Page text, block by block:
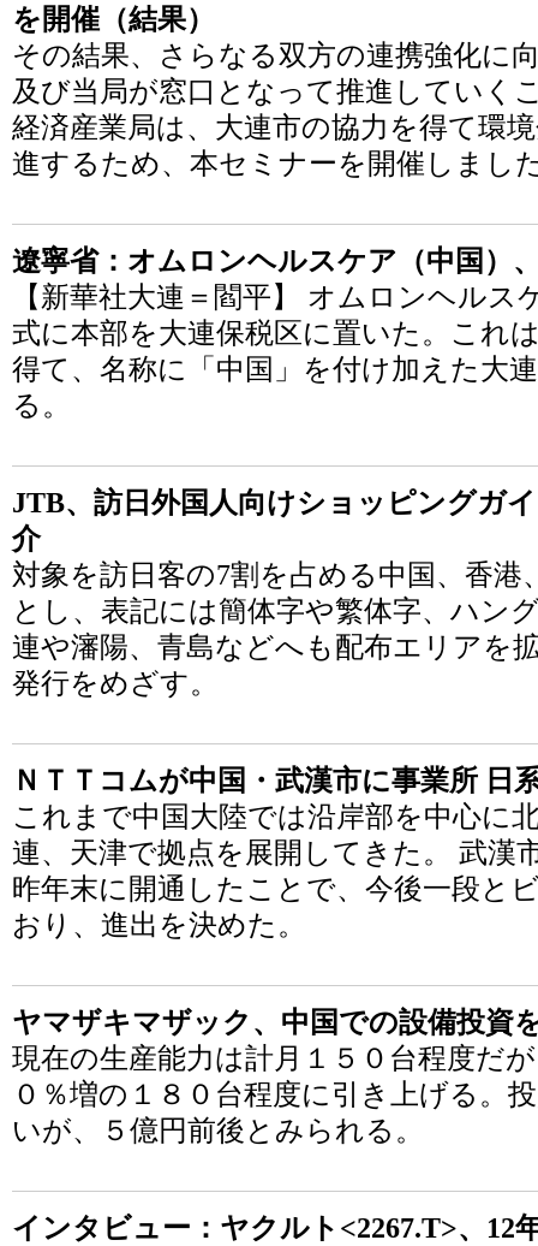
を開催（結果）
その結果、さらなる双方の連携強化に
及び当局が窓口となって推進していく
経済産業局は、大連市の協力を得て環
進するため、本セミナーを開催しまし
遼寧省：オムロンヘルスケア（中国）
【新華社大連＝閻平】 オムロンヘル
式に本部を大連保税区に置いた。これ
得て、名称に「中国」を付け加えた大
る。
JTB、訪日外国人向けショッピングガ
介
対象を訪日客の7割を占める中国、香港
とし、表記には簡体字や繁体字、ハン
連や瀋陽、青島などへも配布エリアを
発行をめざす。
ＮＴＴコムが中国・武漢市に事業所 日
これまで中国大陸では沿岸部を中心に
連、天津で拠点を展開してきた。 武漢
昨年末に開通したことで、今後一段と
おり、進出を決めた。
ヤマザキマザック、中国での設備投資
現在の生産能力は計月１５０台程度だ
０％増の１８０台程度に引き上げる。
いが、５億円前後とみられる。
インタビュー：ヤクルト<2267.T>、12